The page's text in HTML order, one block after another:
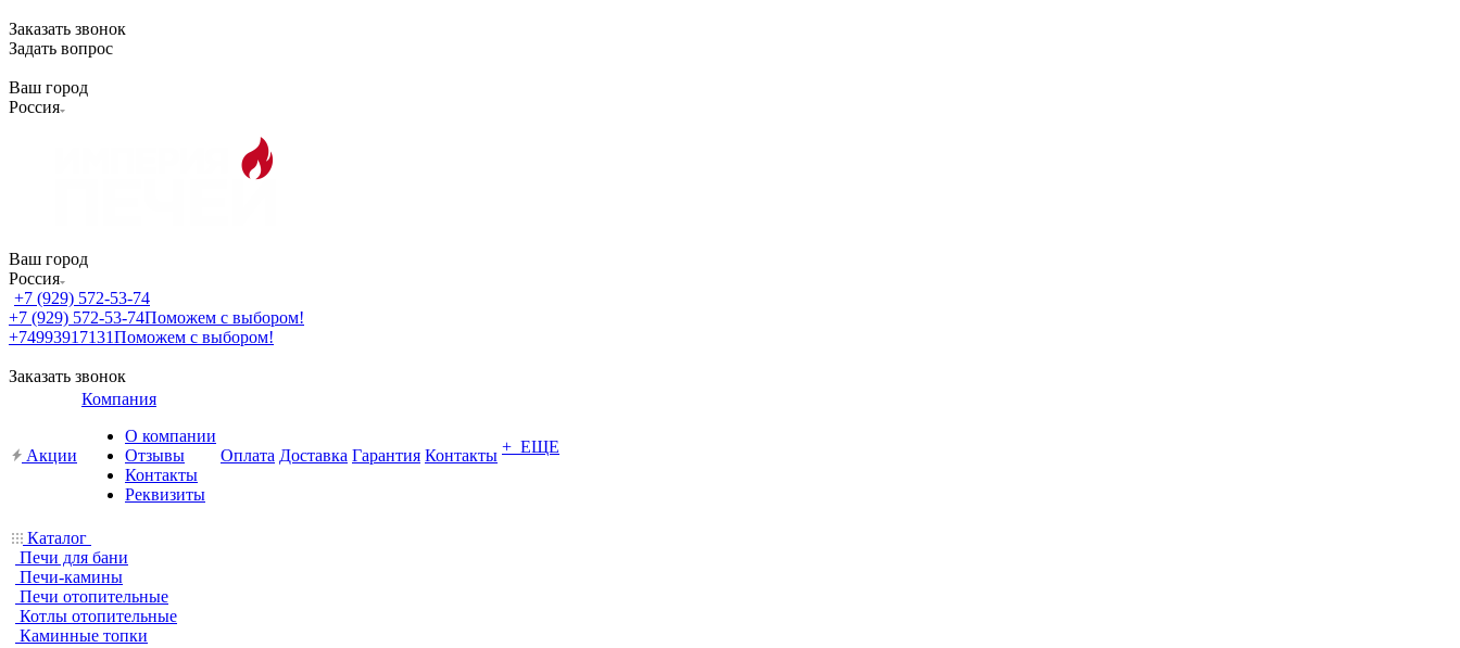
Заказать звонок
Задать вопрос
Ваш город
Россия
Ваш город
Россия
+7 (929) 572-53-74
+7 (929) 572-53-74Поможем с выбором!
+74993917131Поможем с выбором!
Заказать звонок
Акции
Компания
О компании
Отзывы
Контакты
Реквизиты
Оплата Доставка Гарантия Контакты + ЕЩЕ
Каталог
Печи для бани
Печи-камины
Печи отопительные
Котлы отопительные
Каминные топки